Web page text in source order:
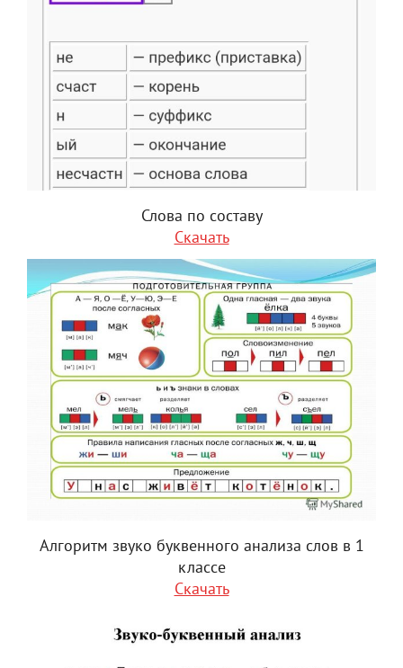
Слова по составу
Скачать
Алгоритм звуко буквенного анализа слов в 1
классе
Скачать